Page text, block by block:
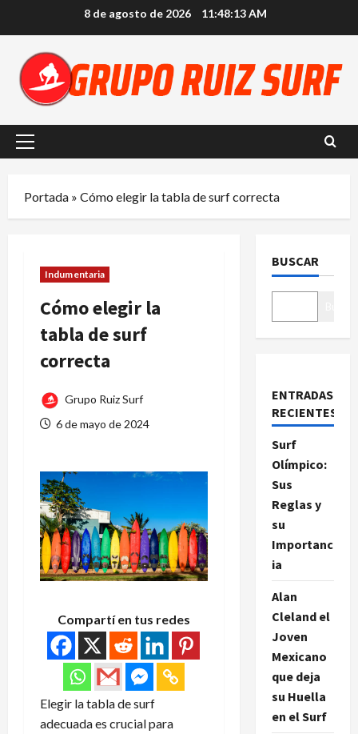
contenido
8 de agosto de 2026 11:48:14 AM
Menú
Portada » Cómo elegir la tabla de surf correcta
Indumentaria
Cómo elegir la
tabla de surf
correcta
Grupo Ruiz Surf
6 de mayo de 2024
Compartí en tus redes
Elegir la tabla de surf
adecuada es crucial para
BUSCAR
ENTRADAS
RECIENTES
Surf
Olímpico:
Sus
Reglas y
su
Importanc
ia
Alan
Cleland el
Joven
Mexicano
que deja
su Huella
en el Surf